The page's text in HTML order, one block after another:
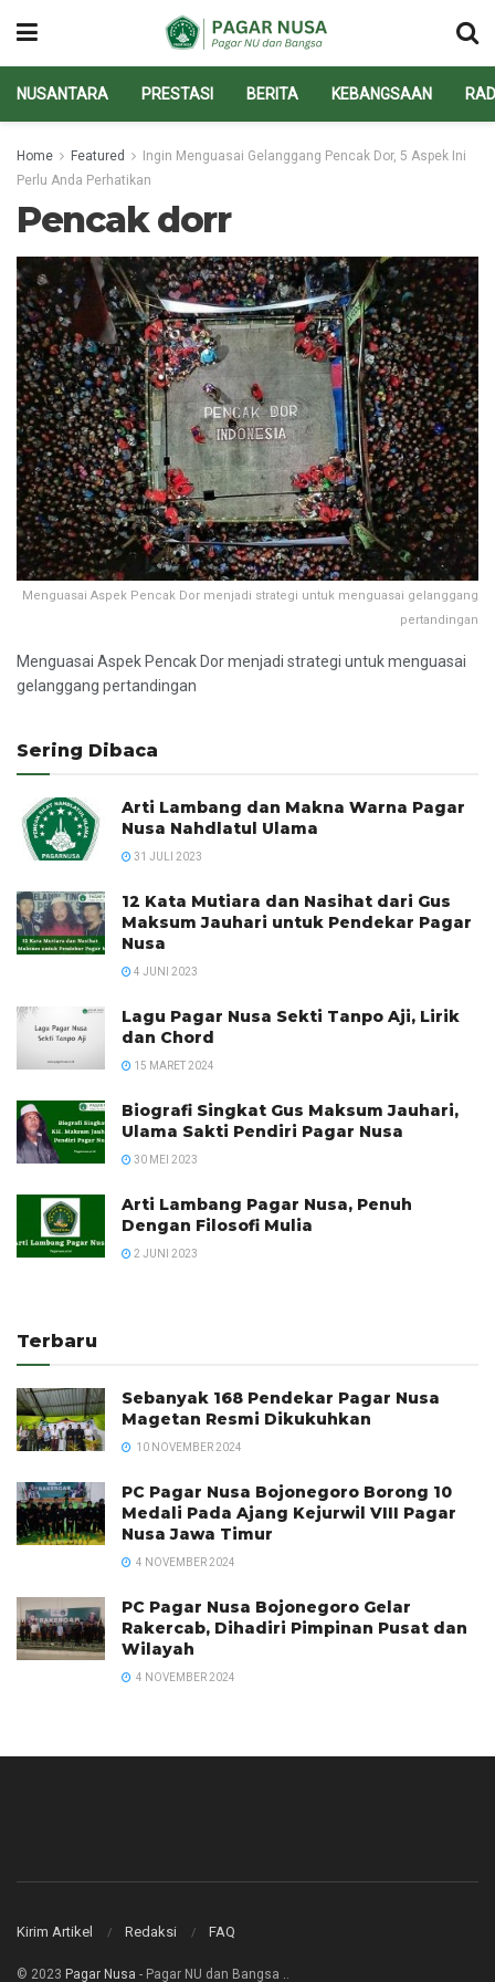
NUSANTARA PRESTASI BERITA KEBANGSAAN
Home Featured
Ingin Menguasai Gelanggang Pencak Dor, 5 Aspek Ini
Perlu Anda Perhatikan
Pencak dorr
Menguasai Aspek Pencak Dor menjadi strategi untuk menguasai gelanggang
pertandingan
Menguasai Aspek Pencak Dor menjadi strategi untuk menguasai
gelanggang pertandingan
Sering Dibaca
Arti Lambang dan Makna Warna Pagar
Nusa Nahdlatul Ulama
31 JULI 2023
12 Kata Mutiara dan Nasihat dari Gus
Maksum Jauhari untuk Pendekar Pagar
Nusa
4 JUNI 2023
Lagu Pagar Nusa Sekti Tanpo Aji, Lirik
dan Chord
15 MARET 2024
Biografi Singkat Gus Maksum Jauhari,
Ulama Sakti Pendiri Pagar Nusa
30 MEI 2023
Arti Lambang Pagar Nusa, Penuh
Dengan Filosofi Mulia
2 JUNI 2023
Terbaru
Sebanyak 168 Pendekar Pagar Nusa
Magetan Resmi Dikukuhkan
10 NOVEMBER 2024
PC Pagar Nusa Bojonegoro Borong 10
Medali Pada Ajang Kejurwil VIII Pagar
Nusa Jawa Timur
4 NOVEMBER 2024
PC Pagar Nusa Bojonegoro Gelar
Rakercab, Dihadiri Pimpinan Pusat dan
Wilayah
4 NOVEMBER 2024
Kirim Artikel Redaksi FAQ
© 2023 Pagar Nusa - Pagar NU dan Bangsa ..